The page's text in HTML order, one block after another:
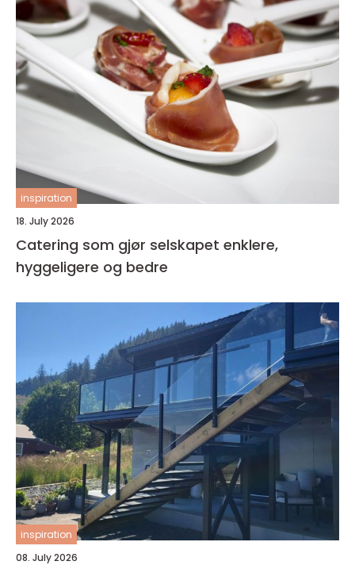
inspiration
18. July 2026
Catering som gjør selskapet enklere,
hyggeligere og bedre
inspiration
08. July 2026